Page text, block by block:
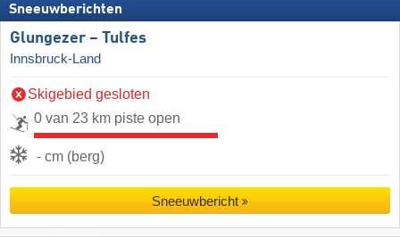
Sneeuwberichten
Glungezer – Tulfes
Innsbruck-Land
Skigebied gesloten
0 van 23 km piste open
- cm (berg)
Sneeuwbericht